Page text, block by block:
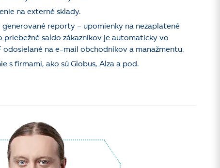
na externé sklady.
reporty – upomienky na nezaplatené
priebežné saldo zákazníkov je automaticky vo
odosielané na e-mail obchodníkov a manažmentu.
s firmami, ako sú Globus, Alza a pod.